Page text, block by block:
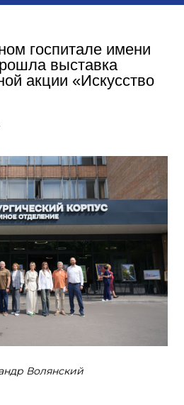
госпитале имени
выставка
акции «Искусство
Волянский